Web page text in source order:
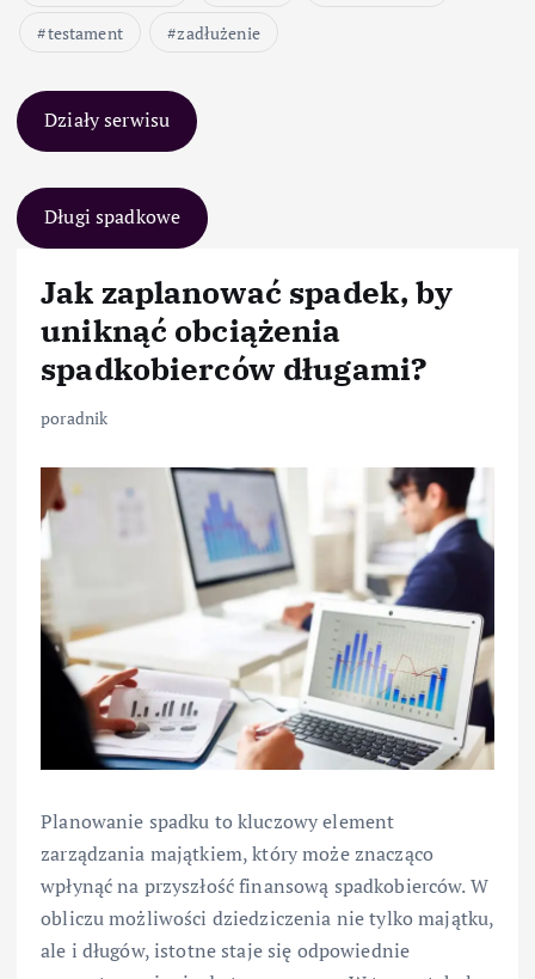
testament
zadłużenie
Działy serwisu
Długi spadkowe
Jak zaplanować spadek, by
uniknąć obciążenia
spadkobierców długami?
poradnik
Planowanie spadku to kluczowy element
zarządzania majątkiem, który może znacząco
wpłynąć na przyszłość finansową spadkobierców. W
obliczu możliwości dziedziczenia nie tylko majątku,
ale i długów, istotne staje się odpowiednie